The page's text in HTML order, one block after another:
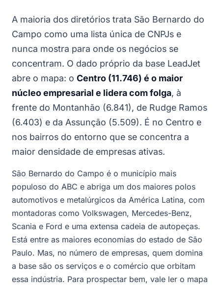
A maioria dos diretórios trata São Bernardo do
Campo como uma lista única de CNPJs e
nunca mostra para onde os negócios se
concentram. O dado próprio da base LeadJet
abre o mapa: o Centro (11.746) é o maior
núcleo empresarial e lidera com folga, à
frente do Montanhão (6.841), de Rudge Ramos
(6.403) e da Assunção (5.509). É no Centro e
nos bairros do entorno que se concentra a
maior densidade de empresas ativas.
São Bernardo do Campo é o município mais
populoso do ABC e abriga um dos maiores polos
automotivos e metalúrgicos da América Latina, com
montadoras como Volkswagen, Mercedes-Benz,
Scania e Ford e uma extensa cadeia de autopeças.
Está entre as maiores economias do estado de São
Paulo. Mas, no número de empresas, quem domina
a base são os serviços e o comércio que orbitam
essa indústria. Para prospectar bem, vale ler o mapa